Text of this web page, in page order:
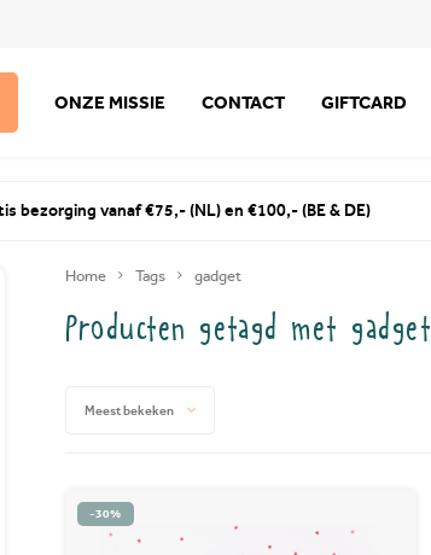
ONZE MISSIE CONTACT GIFTCARD
bezorging vanaf €75,- (NL) en €100,- (BE & DE)
Home Tags gadget
Producten getagd met gadget
Meest bekeken
-30%